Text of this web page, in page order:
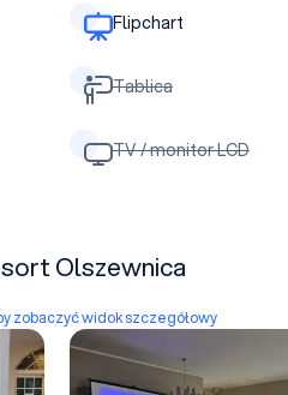
Flipchart
Tablica
TV / monitor LCD
Olszewnica
zobaczyć widok szczegółowy
Sala Foyer